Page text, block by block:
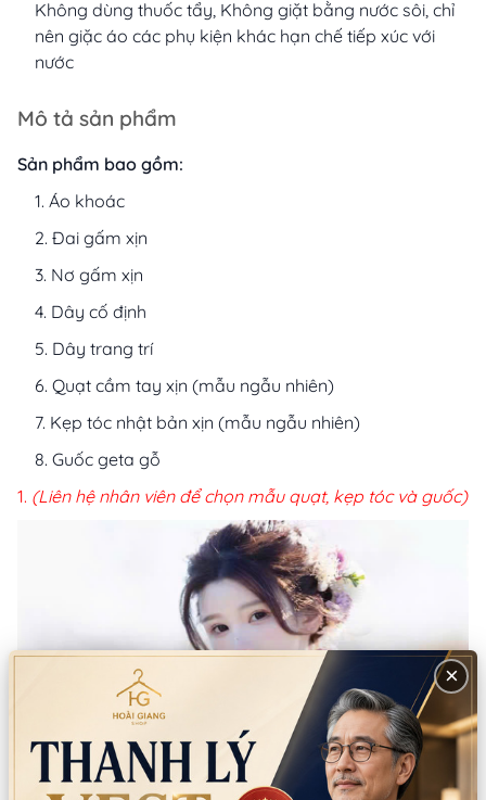
Không dùng thuốc tẩy, Không giặt bằng nước sôi, chỉ
nên giặc áo các phụ kiện khác hạn chế tiếp xúc với
nước
Mô tả sản phẩm
Sản phẩm bao gồm:
Áo khoác
Đai gấm xịn
Nơ gấm xịn
Dây cố định
Dây trang trí
Quạt cầm tay xịn (mẫu ngẫu nhiên)
Kẹp tóc nhật bản xịn (mẫu ngẫu nhiên)
Guốc geta gỗ
(Liên hệ nhân viên để chọn mẫu quạt, kẹp tóc và guốc)
×